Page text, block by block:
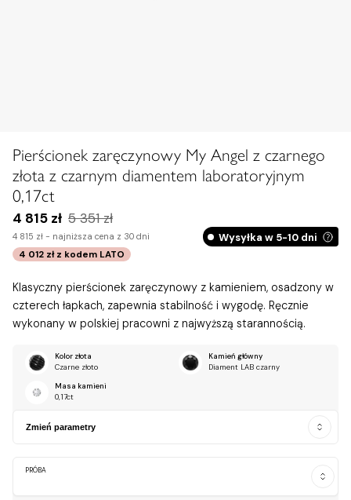
Pierścionek zaręczynowy My Angel z czarnego
złota z czarnym diamentem laboratoryjnym
0,17ct
4 815 zł 5 351 zł
4 815 zł - najniższa cena z 30 dni
4 012 zł z kodem LATO
Wysyłka w 5-10 dni
Klasyczny pierścionek zaręczynowy z kamieniem, osadzony w
czterech łapkach, zapewnia stabilność i wygodę. Ręcznie
wykonany w polskiej pracowni z najwyższą starannością.
Kolor złota
Czarne złoto
Kamień główny
Diament LAB czarny
Masa kamieni
0,17ct
Zmień parametry
PRÓBA